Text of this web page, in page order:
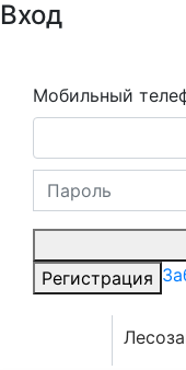
Вход
Мобильный
Регистрация